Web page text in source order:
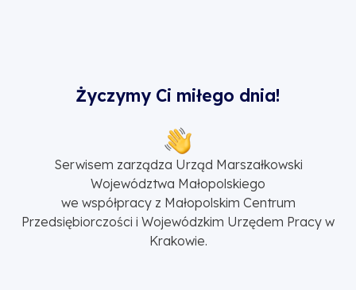
Życzymy Ci miłego dnia!
Serwisem zarządza Urząd Marszałkowski
Województwa Małopolskiego
we współpracy z Małopolskim Centrum
Przedsiębiorczości i Wojewódzkim Urzędem Pracy w
Krakowie.